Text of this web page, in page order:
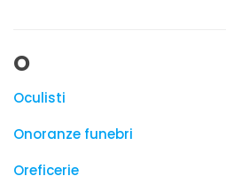
O
Oculisti
Onoranze funebri
Oreficerie